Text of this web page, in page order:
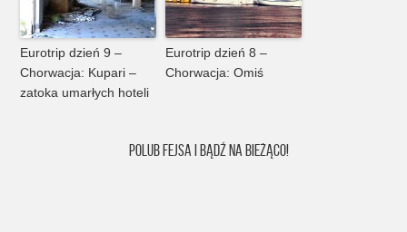
Eurotrip dzień 9 –
Chorwacja: Kupari –
zatoka umarłych hoteli
Eurotrip dzień 8 –
Chorwacja: Omiś
POLUB FEJSA I BĄDŹ NA BIEŻĄCO!